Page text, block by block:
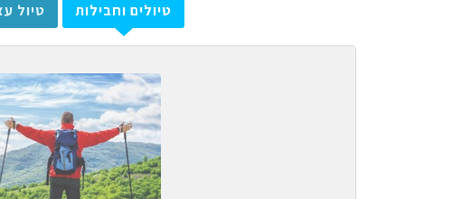
טיולים וחבילות טיול